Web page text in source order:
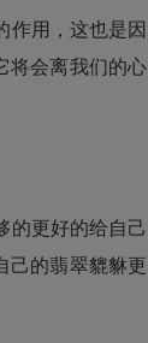
作用，这也是因
将会离我们的心
的更好的给自己
己的翡翠貔貅更